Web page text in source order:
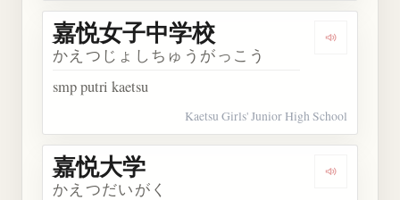
Dengarkan
嘉悦女子中学校
かえつじょしちゅうがっこう
smp putri kaetsu
Kaetsu Girls' Junior High School
Dengarkan
嘉悦大学
かえつだいがく